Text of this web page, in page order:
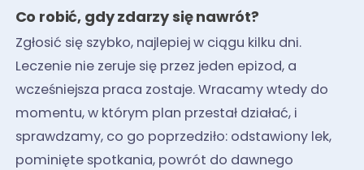
Co robić, gdy zdarzy się nawrót?
Zgłosić się szybko, najlepiej w ciągu kilku dni.
Leczenie nie zeruje się przez jeden epizod, a
wcześniejsza praca zostaje. Wracamy wtedy do
momentu, w którym plan przestał działać, i
sprawdzamy, co go poprzedziło: odstawiony lek,
pominięte spotkania, powrót do dawnego